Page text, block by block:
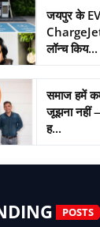
जयपुर के EV
ChargeJet
लॉन्च किय...
समाज हमें
जूझना नहीं
ह...
POSTS